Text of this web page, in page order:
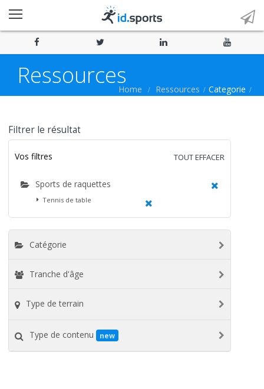
Home Ressources Categorie
Ressources
Filtrer le résultat
TOUT EFFACER
Vos filtres
Sports de raquettes
Tennis de table
Catégorie
Tranche d'âge
Type de terrain
Type de contenu new